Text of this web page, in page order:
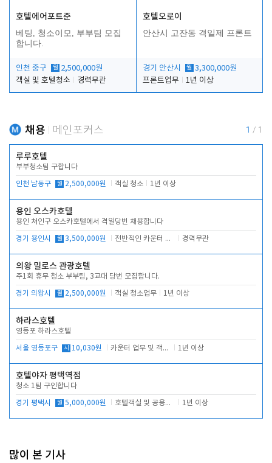
호텔에어포트준
베팅, 청소이모, 부부팀 모집
합니다.
인천 중구 월 2,500,000원
객실 및 호텔청소
경력무관
호텔오로이
안산시 고잔동 격일제 프론트
경기 안산시 월 3,300,000원
프론트업무
1년 이상
채용 메인포커스 1 / 1
루루호텔
부부청소팀 구합니다
인천 남동구 월 2,500,000원 객실 청소 1년 이상
용인 오스카호텔
용인 처인구 오스카호텔에서 격일당번 채용합니다
경기 용인시 월 3,500,000원 전반적인 카운터 업무 경력무관
의왕 밀로스 관광호텔
주1회 휴무 청소 부부팀, 3교대 당번 모집합니다.
경기 의왕시 월 2,500,000원 객실 청소업무 1년 이상
하라스호텔
영등포 하라스호텔
서울 영등포구 시 10,030원 카운터 업무 및 객실관리(청소상태 확인, 객실판매) 1년 이상
호텔야자 평택역점
청소 1팀 구인합니다
경기 평택시 월 5,000,000원 호텔객실 및 공용시설 청소 관리 1년 이상
많이 본 기사